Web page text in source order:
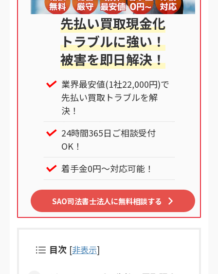
先払い買取現金化
トラブルに強い！
被害を即日解決！
業界最安値(1社22,000円)で
先払い買取トラブルを解
決！
24時間365日ご相談受付
OK！
着手金0円～対応可能！
SAO司法書士法人に無料相談する
目次 [非表示]